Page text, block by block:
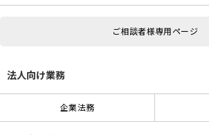
ご相談者様専用ページ
法人向け業務
企業法務